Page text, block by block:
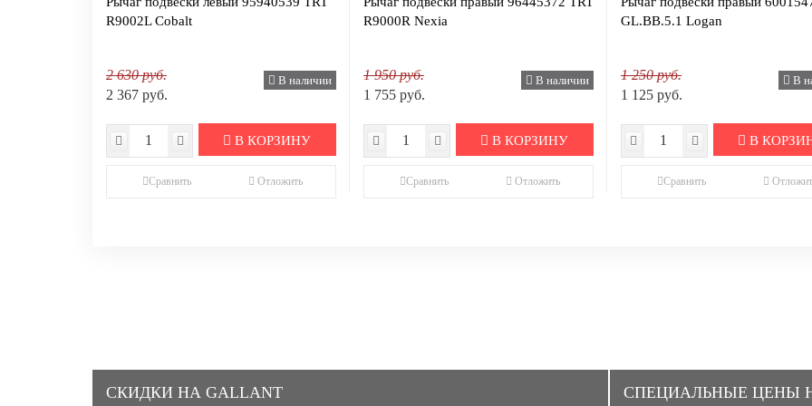
R9002L Cobalt
2 630 руб.
2 367 руб.
В наличии
В КОРЗИНУ
Сравнить Отложить
R9000R Nexia
1 950 руб.
1 755 руб.
В наличии
В КОРЗИНУ
Сравнить Отложить
GL.BB.5.1 Logan
1 250 руб.
1 125 руб.
В
В
Сравнить
СКИДКИ НА GALLANT CПЕЦИАЛЬНЫЕ ЦЕНЫ